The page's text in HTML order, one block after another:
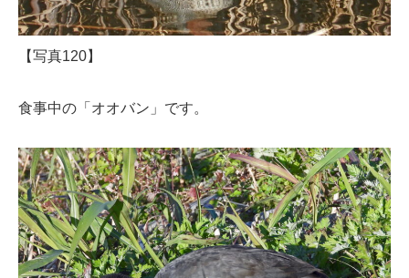
【写真120】
食事中の「オオバン」です。